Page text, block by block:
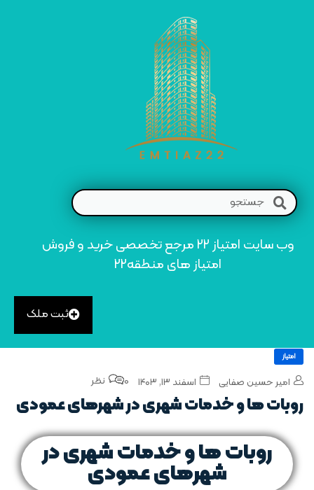
وب سایت امتیاز 22 مرجع تخصصی خرید و فروش
امتیاز های منطقه22
ثبت ملک
امتیاز
امیر حسین صفایی اسفند ۱۳, ۱۴۰۳ 0 نظر
روبات‌ ها و خدمات شهری در شهرهای عمودی
روبات‌ ها و خدمات شهری در
شهرهای عمودی